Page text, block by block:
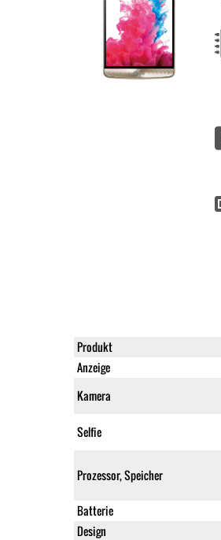
Produkt
Anzeige
Kamera
Selfie
Prozessor, Speicher
Batterie
Design